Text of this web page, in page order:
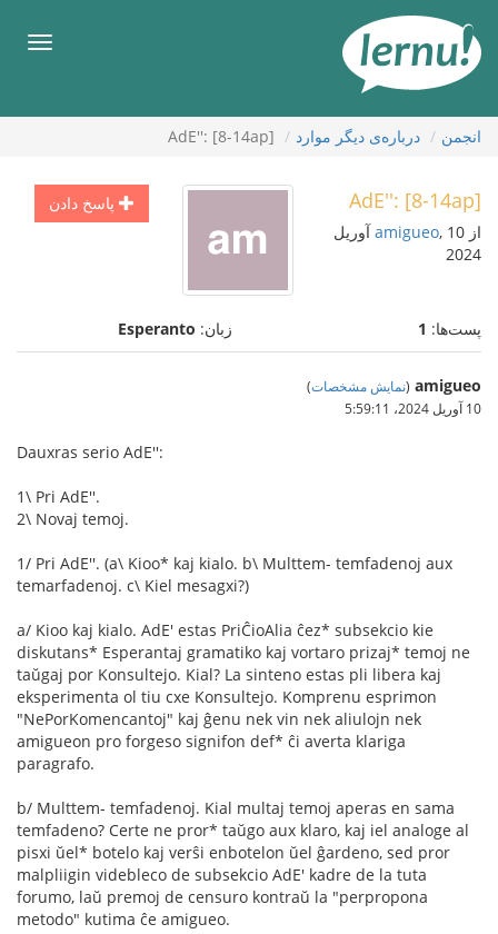
محتوا
انجمن درباره‌ی دیگر موارد AdE'': [8-14ap]
پاسخ دادن AdE'': [8-14ap]
از amigueo, 10 آوریل
2024
پست‌ها: 1 زبان: Esperanto
amigueo
(نمایش مشخصات)
10 آوریل 2024،‏ 5:59:11
Dauxras serio AdE'':
1\ Pri AdE''.
2\ Novaj temoj.
1/ Pri AdE''. (a\ Kioo* kaj kialo. b\ Multtem- temfadenoj aux
temarfadenoj. c\ Kiel mesagxi?)
a/ Kioo kaj kialo. AdE' estas PriĈioAlia ĉez* subsekcio kie
diskutans* Esperantaj gramatiko kaj vortaro prizaj* temoj ne
taŭgaj por Konsultejo. Kial? La sinteno estas pli libera kaj
eksperimenta ol tiu cxe Konsultejo. Komprenu esprimon
"NePorKomencantoj" kaj ĝenu nek vin nek aliulojn nek
amigueon pro forgeso signifon def* ĉi averta klariga
paragrafo.
b/ Multtem- temfadenoj. Kial multaj temoj aperas en sama
temfadeno? Certe ne pror* taŭgo aux klaro, kaj iel analoge al
pisxi ŭel* botelo kaj verŝi enbotelon ŭel ĝardeno, sed pror
malpliigin videbleco de subsekcio AdE' kadre de la tuta
forumo, laŭ premoj de censuro kontraŭ la "perpropona
metodo" kutima ĉe amigueo.